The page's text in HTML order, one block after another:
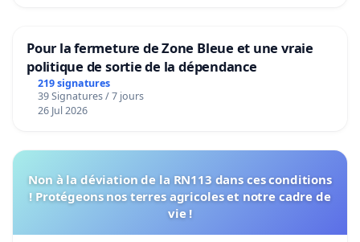
Pour la fermeture de Zone Bleue et une vraie
politique de sortie de la dépendance
219 signatures
39 Signatures / 7 jours
26 Jul 2026
Non à la déviation de la RN113 dans ces conditions
! Protégeons nos terres agricoles et notre cadre de
vie !